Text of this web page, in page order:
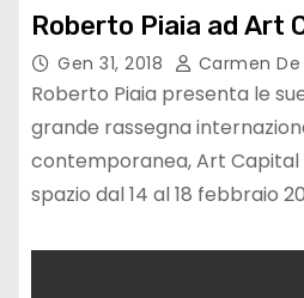
Roberto Piaia ad Art
Gen 31, 2018 Carmen
Roberto Piaia presenta le
grande rassegna
contemporanea, Art Capital
spazio dal 14 al 18 febbraio